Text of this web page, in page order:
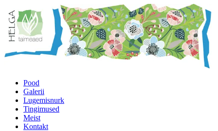
Pood
Galerii
Lugemisnurk
Tingimused
Meist
Kontakt